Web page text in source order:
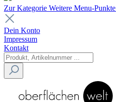
Zur Kategorie Weitere Menu-Punkte
Dein Konto
Impressum
Kontakt